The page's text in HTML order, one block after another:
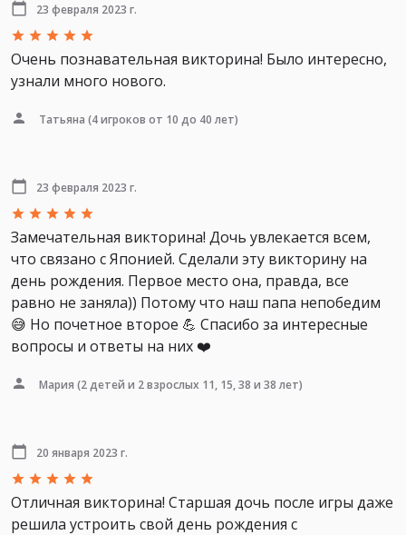
23 февраля 2023 г.
Очень познавательная викторина! Было интересно,
узнали много нового.
Татьяна (4 игроков от 10 до 40 лет)
23 февраля 2023 г.
Замечательная викторина! Дочь увлекается всем,
что связано с Японией. Сделали эту викторину на
день рождения. Первое место она, правда, все
равно не заняла)) Потому что наш папа непобедим
😅 Но почетное второе 💪 Спасибо за интересные
вопросы и ответы на них ❤️
Мария (2 детей и 2 взрослых 11, 15, 38 и 38 лет)
20 января 2023 г.
Отличная викторина! Старшая дочь после игры даже
решила устроить свой день рождения с